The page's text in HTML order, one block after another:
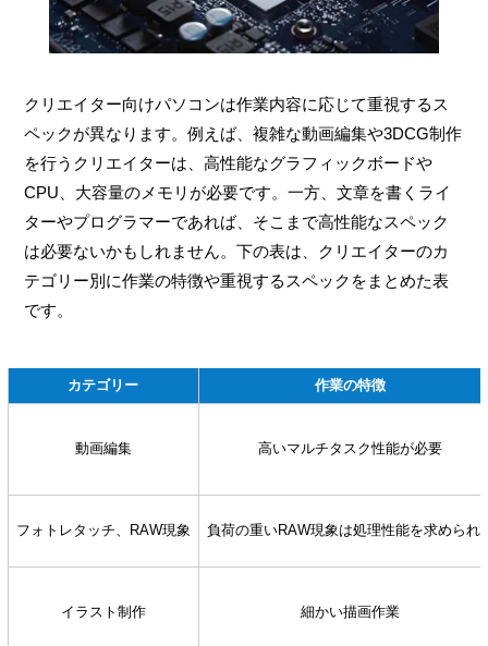
クリエイター向けパソコンは作業内容に応じて重視するス
ペックが異なります。例えば、複雑な動画編集や3DCG制作
を行うクリエイターは、高性能なグラフィックボードや
CPU、大容量のメモリが必要です。一方、文章を書くライ
ターやプログラマーであれば、そこまで高性能なスペック
は必要ないかもしれません。下の表は、クリエイターのカ
テゴリー別に作業の特徴や重視するスペックをまとめた表
です。
カテゴリー 作業の特徴
動画編集 高いマルチタスク性能が必要
フォトレタッチ、RAW現象 負荷の重いRAW現象は処理性能を求められ
イラスト制作 細かい描画作業